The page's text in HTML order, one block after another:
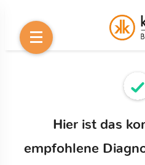
Hier ist das
empfohlene